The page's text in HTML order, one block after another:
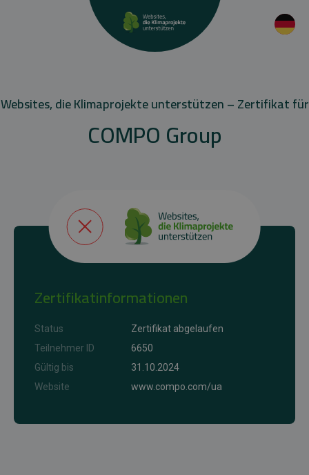
Websites, die Klimaprojekte unterstützen – Zertifikat für
COMPO Group
Zertifikatinformationen
Status
Zertifikat abgelaufen
Teilnehmer ID
6650
Gültig bis
31.10.2024
Website
www.compo.com/ua